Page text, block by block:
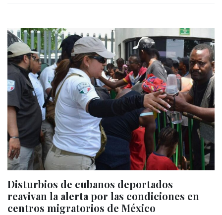
Disturbios de cubanos deportados
reavivan la alerta por las condiciones en
centros migratorios de México